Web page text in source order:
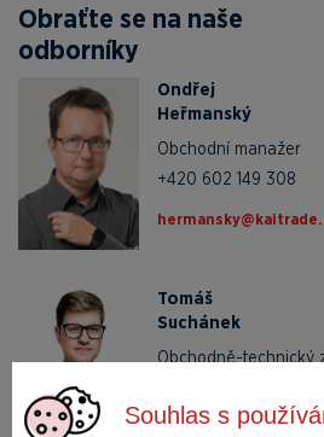
Souhlas s
Obraťte se na naše
odborníky
Ondřej
Heřmanský
Obchodní manažer
+420 602 149 308
Tomáš
Suchánek
Obchodně-technický